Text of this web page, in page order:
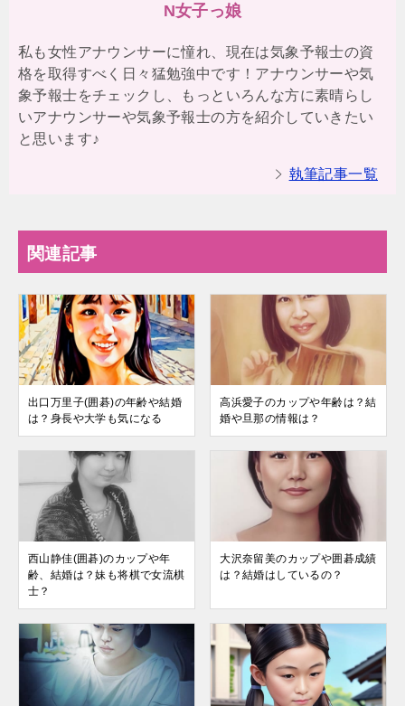
N女子っ娘
私も女性アナウンサーに憧れ、現在は気象予報士の資
格を取得すべく日々猛勉強中です！アナウンサーや気
象予報士をチェックし、もっといろんな方に素晴らし
いアナウンサーや気象予報士の方を紹介していきたい
と思います♪
執筆記事一覧
関連記事
出口万里子(囲碁)の年齢や結婚
は？身長や大学も気になる
高浜愛子のカップや年齢は？結
婚や旦那の情報は？
西山静佳(囲碁)のカップや年
齢、結婚は？妹も将棋で女流棋
士？
大沢奈留美のカップや囲碁成績
は？結婚はしているの？